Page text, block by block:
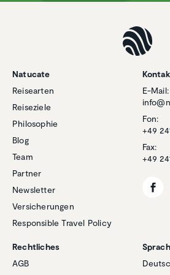
Natucate
Reisearten
Reiseziele
Philosophie
Blog
Team
Partner
Newsletter
Versicherungen
Responsible Travel Policy
E-Mail:
Fon:
+49
Fax:
+49
Rechtliches
AGB